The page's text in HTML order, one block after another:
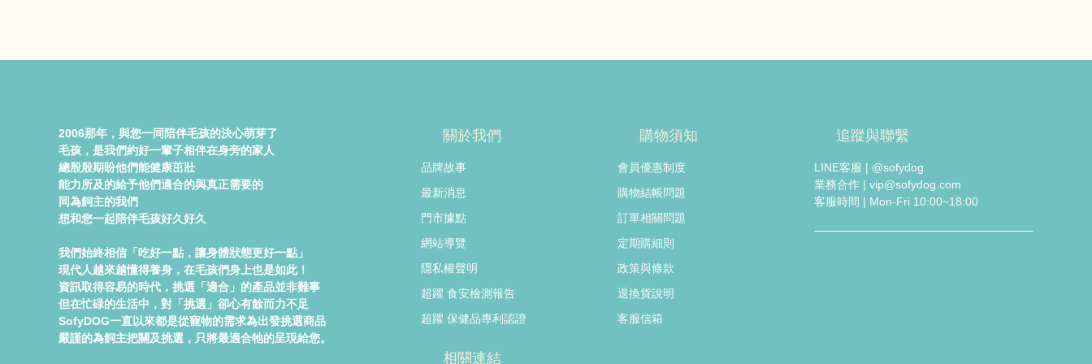
2006那年，與您一同陪伴毛孩的決心萌芽了
毛孩，是我們約好一輩子相伴在身旁的家人
總殷殷期盼他們能健康茁壯
能力所及的給予他們適合的與真正需要的
同為飼主的我們
想和您一起陪伴毛孩好久好久
我們始終相信「吃好一點，讓身體狀態更好一點」
現代人越來越懂得養身，在毛孩們身上也是如此！
資訊取得容易的時代，挑選「適合」的產品並非難事
但在忙碌的生活中，對「挑選」卻心有餘而力不足
SofyDOG一直以來都是從寵物的需求為出發挑選商品
嚴謹的為飼主把關及挑選，只將最適合牠的呈現給您。
關於我們
品牌故事
最新消息
門市據點
網站導覽
隱私權聲明
超躍 食安檢測報告
超躍 保健品專利認證
購物須知
會員優惠制度
購物結帳問題
訂單相關問題
定期購細則
政策與條款
退換貨說明
客服信箱
相關連結
追蹤與聯繫
LINE客服 | @sofydog
業務合作 | vip@sofydog.com
客服時間 | Mon-Fri 10:00~18:00